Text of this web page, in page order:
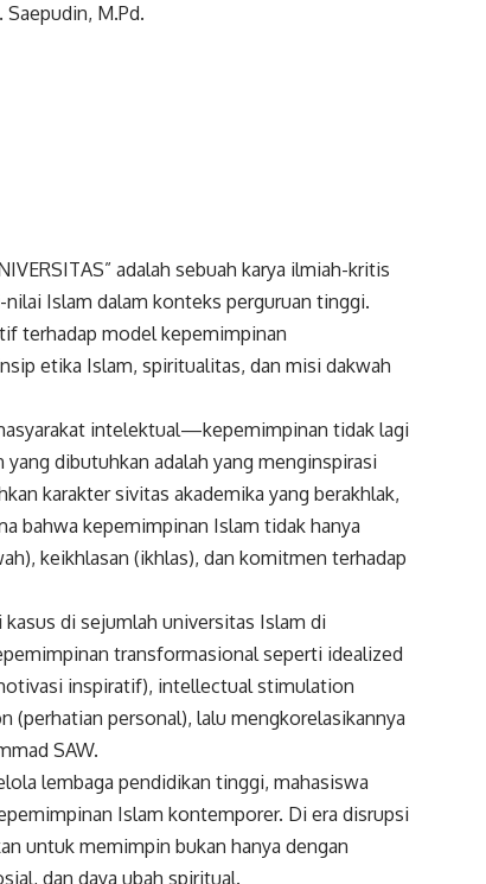
Saepudin, M.Pd.
adalah sebuah karya ilmiah-kritis
Islam dalam konteks perguruan tinggi.
terhadap model kepemimpinan
etika Islam, spiritualitas, dan misi dakwah
intelektual—kepemimpinan tidak lagi
dibutuhkan adalah yang menginspirasi
karakter sivitas akademika yang berakhlak,
bahwa kepemimpinan Islam tidak hanya
keikhlasan (ikhlas), dan komitmen terhadap
di sejumlah universitas Islam di
transformasional seperti idealized
inspiratif), intellectual stimulation
personal), lalu mengkorelasikannya
SAW.
lembaga pendidikan tinggi, mahasiswa
Islam kontemporer. Di era disrupsi
untuk memimpin bukan hanya dengan
dan daya ubah spiritual.